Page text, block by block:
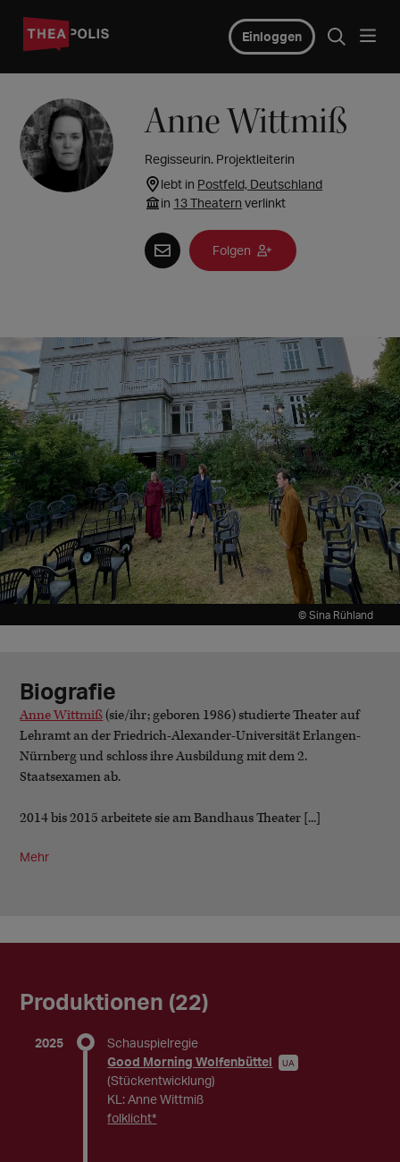
Einloggen
Anne Wittmiß
Regisseurin. Projektleiterin
lebt in Postfeld, Deutschland
in 13 Theatern verlinkt
Folgen
© Sina Rühland
Biografie
Anne Wittmiß (sie/ihr; geboren 1986) studierte Theater auf
Lehramt an der Friedrich-Alexander-Universität Erlangen-
Nürnberg und schloss ihre Ausbildung mit dem 2.
Staatsexamen ab.
2014 bis 2015 arbeitete sie am Bandhaus Theater [...]
Mehr
Produktionen (22)
2025
Schauspielregie
Good Morning Wolfenbüttel
UA
(Stückentwicklung)
KL: Anne Wittmiß
folklicht*